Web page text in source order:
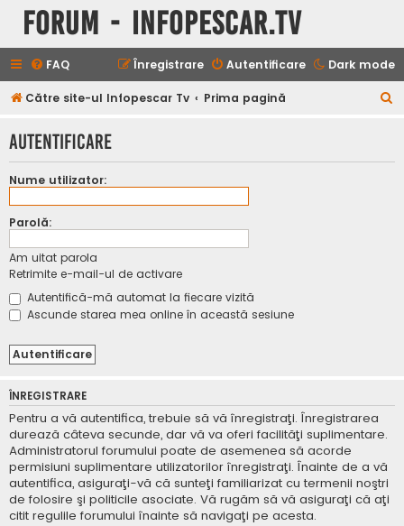
Forum - InfoPescar.Tv
Dark mode
FAQ Autentificare
Înregistrare
Către site-ul Infopescar Tv Prima pagină
t
Autentificare
Nume utilizator:
Parolă:
Am uitat parola
Retrimite e-mail-ul de activare
Autentifică-mă automat la fiecare vizită
Ascunde starea mea online în această sesiune
ÎNREGISTRARE
Pentru a vă autentifica, trebuie să vă înregistraţi. Înregistrarea
durează câteva secunde, dar vă va oferi facilităţi suplimentare.
Administratorul forumului poate de asemenea să acorde
permisiuni suplimentare utilizatorilor înregistraţi. Înainte de a vă
autentifica, asiguraţi-vă că sunteţi familiarizat cu termenii noştri
de folosire şi politicile asociate. Vă rugăm să vă asiguraţi că aţi
citit regulile forumului înainte să navigaţi pe acesta.